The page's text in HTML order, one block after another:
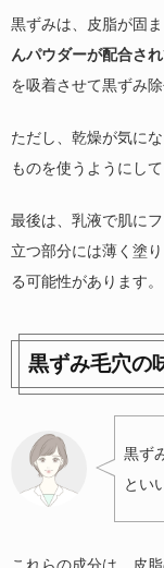
黒ずみは、皮脂が固
んパウダーが配合さ
を吸着させて黒ずみ除
ただし、乾燥が気に
ものを使うようにして
最後は、乳液で肌に
立つ部分には薄く塗
る可能性があります。
黒ずみ毛穴の
黒ず
とい
これらの成分は、皮